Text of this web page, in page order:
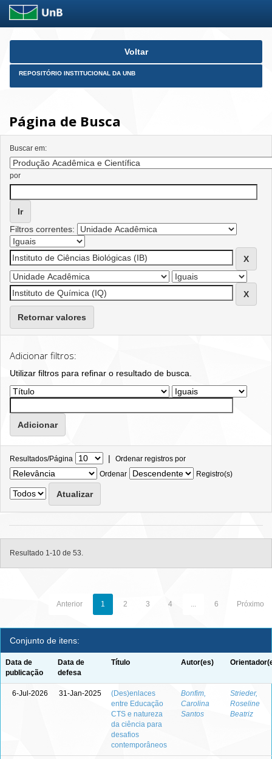
Skip
Voltar
REPOSITÓRIO INSTITUCIONAL DA UNB
Página de Busca
Buscar em:
por
Filtros correntes:
Retornar valores
Adicionar filtros:
Utilizar filtros para refinar o resultado de busca.
Resultados/Página | Ordenar registros por
Ordenar
Registro(s)
Resultado 1-10 de 53.
Anterior 1 2 3 4 ... 6 Próximo
Conjunto de itens:
Data de
publicação
Data de
defesa
Título Autor(es)
6-Jul-2026 31-Jan-2025
(Des)enlaces
entre Educação
CTS e natureza
da ciência para
desafios
contemporâneos
Bonfim,
Carolina
Santos
Strieder,
Roseline
Beatriz